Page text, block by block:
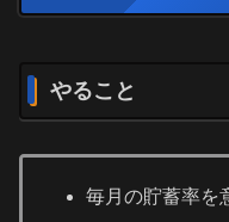
やること
毎月の貯蓄率を